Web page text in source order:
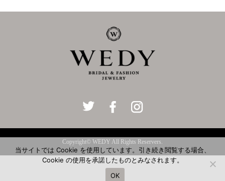
Copyright© WEDY All Rights Reservers.
当サイトでは Cookie を使用しています。引き続き閲覧する場合、
Cookie の使用を承諾したものとみなされます。
OK